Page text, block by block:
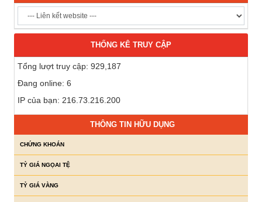
THỐNG KÊ TRUY CẬP
Tổng lượt truy cập: 929,187
Đang online: 6
IP của bạn: 216.73.216.200
THÔNG TIN HỮU DỤNG
CHỨNG KHOÁN
TỶ GIÁ NGỌAI TỆ
TỶ GIÁ VÀNG